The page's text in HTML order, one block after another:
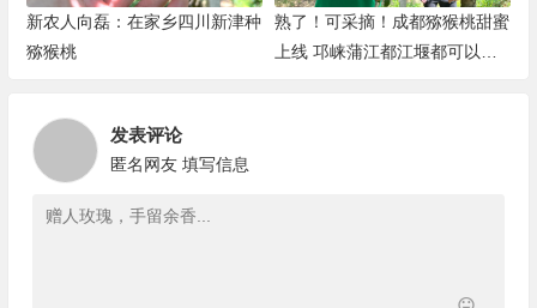
新农人向磊：在家乡四川新津种
猕猴桃
熟了！可采摘！成都猕猴桃甜蜜
上线 邛崃蒲江都江堰都可以采
发表评论
匿名网友 填写信息